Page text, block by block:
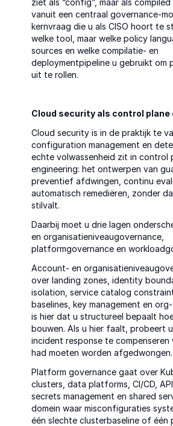
ziet als “config”, maar als
vanuit een centraal governance-
kernvraag die u als CISO hoort te
welke tool, maar welke policy
sources en welke compilatie- en
deploymentpipeline u gebruikt om
uit te rollen.
Cloud security als control plane
Cloud security is in de praktijk te
configuration management en
echte volwassenheid zit in control
engineering: het ontwerpen van
preventief afdwingen, continu
automatisch remediëren, zonder
stilvalt.
Daarbij moet u drie lagen
en organisatieniveaugovernance,
platformgovernance en
Account- en
over landing zones, identity
isolation, service catalog
baselines, key management en
is hier dat u structureel bepaalt
bouwen. Als u hier faalt, probeert
incident response te
had moeten worden afgedwongen.
Platform governance gaat over
clusters, data platforms, CI/CD, API
secrets management en shared
domein waar misconfiguraties
één slechte clusterbaseline of één